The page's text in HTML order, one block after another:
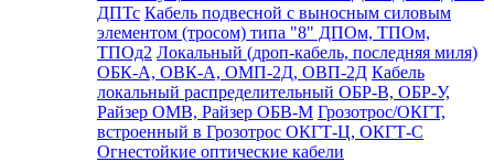
ДПТс Кабель подвесной с выносным силовым
элементом (тросом) типа "8" ДПОм, ТПОм,
ТПОд2 Локальный (дроп-кабель, последняя миля)
ОБК-А, ОВК-А, ОМП-2Д, ОВП-2Д Кабель
локальный распределительный ОБР-В, ОБР-У,
Райзер ОМВ, Райзер ОБВ-М Грозотрос/ОКГТ,
встроенный в Грозотрос ОКГТ-Ц, ОКГТ-С
Огнестойкие оптические кабели